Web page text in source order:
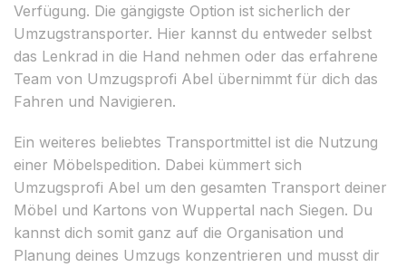
Verfügung. Die gängigste Option ist sicherlich der
Umzugstransporter. Hier kannst du entweder selbst
das Lenkrad in die Hand nehmen oder das erfahrene
Team von Umzugsprofi Abel übernimmt für dich das
Fahren und Navigieren.
Ein weiteres beliebtes Transportmittel ist die Nutzung
einer Möbelspedition. Dabei kümmert sich
Umzugsprofi Abel um den gesamten Transport deiner
Möbel und Kartons von Wuppertal nach Siegen. Du
kannst dich somit ganz auf die Organisation und
Planung deines Umzugs konzentrieren und musst dir